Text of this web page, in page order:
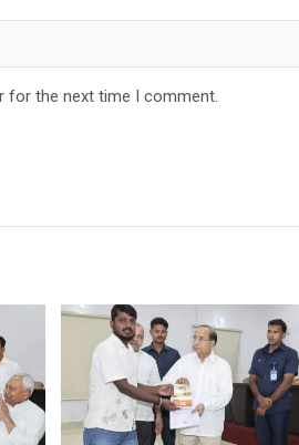
for the next time I comment.